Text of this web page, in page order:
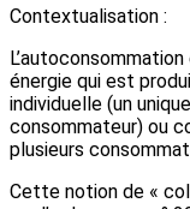
Contextualisation :
énergie qui est
individuelle (un
consommateur) ou
plusieurs
Cette notion de «